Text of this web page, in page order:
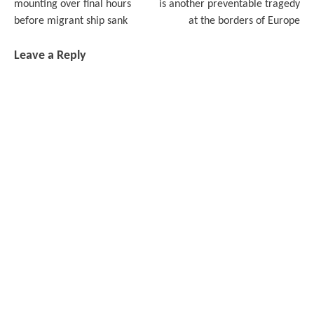
mounting over final hours
before migrant ship sank
is another preventable tragedy
at the borders of Europe
Leave a Reply